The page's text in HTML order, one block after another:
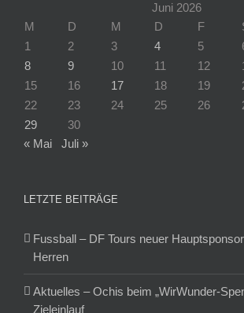
Juni 2026
M
D M D F
1
2 3 4 5
8
9 10 11 12
15
16 17 18 19
22
23 24 25 26
29
30
« Mai
Juli »
LETZTE BEITRÄGE
Fussball – DF Tours neuer
Herren
Aktuelles – Ochis beim „WirWunder-
Zieleinlauf